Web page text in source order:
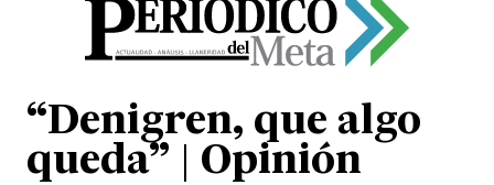
“Denigren, que algo
queda” | Opinión